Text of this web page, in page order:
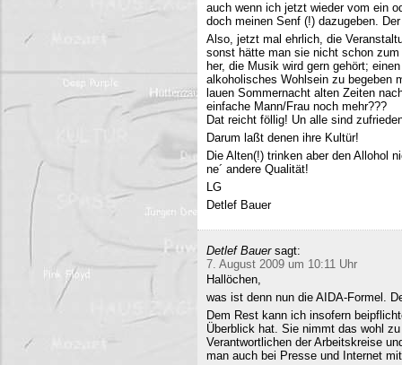
auch wenn ich jetzt wieder vom ein
doch meinen Senf (!) dazugeben.
Also, jetzt mal ehrlich, die
sonst hätte man sie nicht schon
her, die Musik wird gern gehört;
alkoholisches Wohlsein zu begeben
lauen Sommernacht alten Zeiten
einfache Mann/Frau noch mehr???
Dat reicht föllig! Un alle sind
Darum laßt denen ihre Kultür!
Die Alten(!) trinken aber den Allohol
ne´ andere Qualität!
LG
Detlef Bauer
Detlef Bauer sagt:
7. August 2009 um 10:11 Uhr
Hallöchen,
was ist denn nun die AIDA-Formel.
Dem Rest kann ich insofern
Überblick hat. Sie nimmt das wohl
Verantwortlichen der Arbeitskreise
man auch bei Presse und Internet